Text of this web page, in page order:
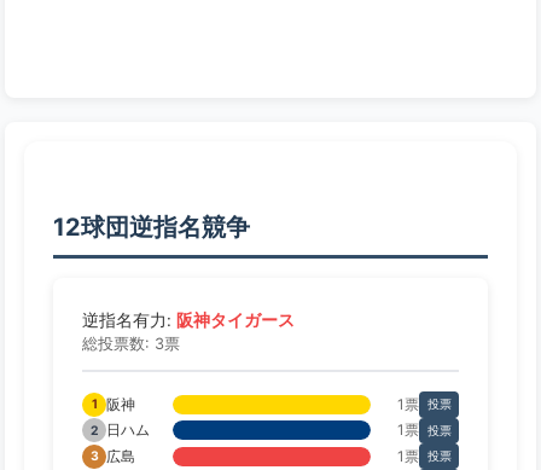
12球団逆指名競争
逆指名有力: 阪神タイガース
総投票数: 3票
1 阪神 1票 投票
2
日ハム 1票 投票
3 広島 1票 投票